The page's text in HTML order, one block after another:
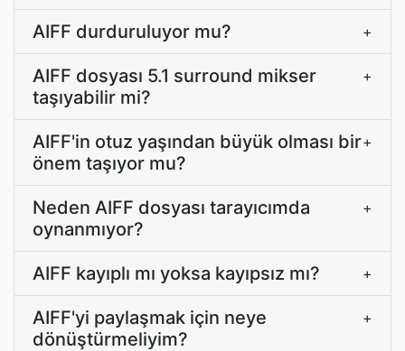
AIFF durduruluyor mu? +
AIFF dosyası 5.1 surround mikser
taşıyabilir mi?
+
AIFF'in otuz yaşından büyük olması bir
önem taşıyor mu?
+
Neden AIFF dosyası tarayıcımda
oynanmıyor?
+
AIFF kayıplı mı yoksa kayıpsız mı? +
AIFF'yi paylaşmak için neye
dönüştürmeliyim?
+